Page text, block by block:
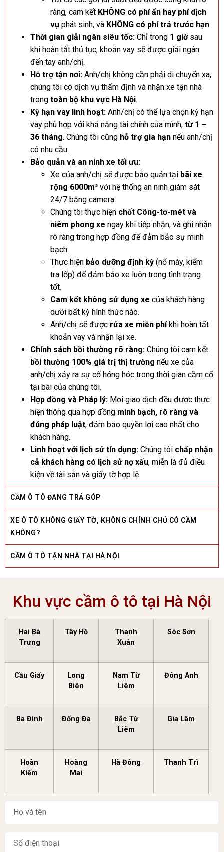
ràng, cam kết KHÔNG có phí ẩn hay phí dịch
vụ phát sinh, và KHÔNG có phí trả trước hạn.
Thời gian giải ngân siêu tốc: Chỉ trong 1 giờsau
khi hoàn tất thủ tục, khoản vay sẽ được giải ngân
đến tay anh/chị.
Hỗ trợ tận nơi: Anh/chị không cần phải di chuyển xa,
chúng tôi có dịch vụ thẩm định và nhận xe tận nhà
trong toàn bộ khu vực Hà Nội.
Kỳ hạn vay linh hoạt: Anh/chị có thể lựa chọn kỳ hạn
vay phù hợp với khả năng tài chính của mình, từ 1 –
36 tháng. Chúng tôi cũng hỗ trợ gia hạn nếu anh/chị
có nhu cầu.
Bảo quản và an ninh xe tối ưu:
Xe của anh/chị sẽ được bảo quản tại bãi xe
rộng 6000m² với hệ thống an ninh giám sát
24/7 bằng camera.
Chúng tôi thực hiện chốt Công-tơ-mét và
niêm phong xe ngay khi tiếp nhận, và ghi nhận
rõ ràng trong hợp đồng để đảm bảo sự minh
bạch.
Thực hiện bảo dưỡng định kỳ (nổ máy, kiểm
tra lốp) để đảm bảo xe luôn trong tình trạng
tốt.
Cam kết không sử dụng xe của khách hàng
dưới bất kỳ hình thức nào.
Anh/chị sẽ được rửa xe miễn phíkhi hoàn tất
khoản vay và nhận lại xe.
Chính sách bồi thường rõ ràng: Chúng tôi cam kết
bồi thường 100% giá trị thị trường nếu xe của
anh/chị xảy ra sự cố hỏng hóc trong thời gian cầm cố
tại bãi của chúng tôi.
Hợp đồng và Pháp lý: Mọi giao dịch đều được thực
hiện thông qua hợp đồng minh bạch, rõ ràng và
đúng pháp luật, đảm bảo quyền lợi cao nhất cho
khách hàng.
Linh hoạt với lịch sử tín dụng: Chúng tôi chấp nhận
cả khách hàng có lịch sử nợ xấu, miễn là đủ điều
kiện về tài sản và giấy tờ hợp lệ.
CẦM Ô TÔ ĐANG TRẢ GÓP
XE Ô TÔ KHÔNG GIẤY TỜ, KHÔNG CHÍNH CHỦ CÓ CẦM
KHÔNG?
CẦM Ô TÔ TẬN NHÀ TẠI HÀ NỘI
Khu vực cầm ô tô tại Hà Nội
Hai Bà
Trưng
Tây Hồ
Thanh
Xuân
Sóc Sơn
Cầu Giấy
Long
Biên
Nam Từ
Liêm
Đông Anh
Ba Đình Đống Đa
Bắc Từ
Liêm
Gia Lâm
Hoàn
Kiếm
Hoàng
Mai
Hà Đông Thanh Trì